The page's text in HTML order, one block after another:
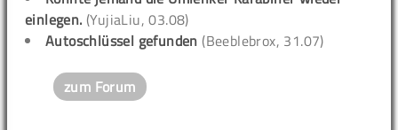
einlegen. (YujiaLiu, 03.08)
Autoschlüssel gefunden (Beeblebrox, 31.07)
zum Forum